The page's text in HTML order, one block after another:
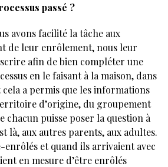
passé ?
avons facilité la tâche aux
de leur enrôlement, nous leur
afin de bien compléter une
en le faisant à la maison, dans
a permis que les informations
d’origine, du groupement
chacun puisse poser la question à
là, aux autres parents, aux adultes.
enrôlés et quand ils arrivaient avec
en mesure d’être enrôlés